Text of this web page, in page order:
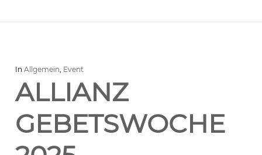
In Allgemein, Event
ALLIANZ
GEBETSWOCHE